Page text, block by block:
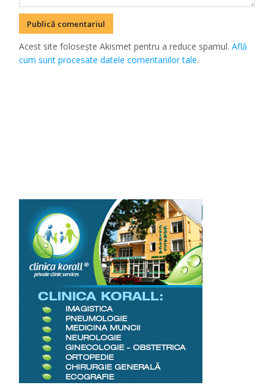
Acest site folosește Akismet pentru a reduce spamul.Află
cum sunt procesate datele comentariilor tale.